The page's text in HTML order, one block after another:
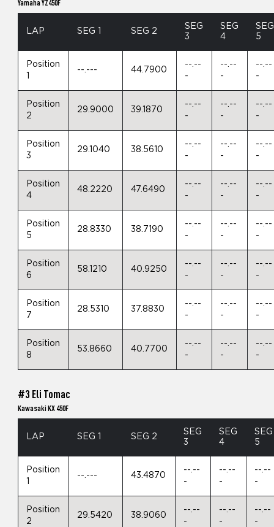
Yamaha YZ450F
LAP SEG 1 SEG 2
SEG
3
SEG
4
SEG
5
Position
--.--- 44.7900
--.--
-
--.--
-
--.--
-
Position
2
29.9000 39.1870
--.--
-
--.--
-
--.--
-
Position
3
29.1040 38.5610
--.--
-
--.--
-
--.--
-
Position
4
48.2220 47.6490
--.--
-
--.--
-
--.--
-
Position
5
28.8330 38.7190
--.--
-
--.--
-
--.--
-
Position
6
58.1210 40.9250
--.--
-
--.--
-
--.--
-
Position
7
28.5310 37.8830
--.--
-
--.--
-
--.--
-
Position
8
53.8660 40.7700
--.--
-
--.--
-
--.--
-
#3 Eli Tomac
Kawasaki KX 450F
LAP SEG 1 SEG 2
SEG
3
SEG
4
SEG
5
Position
--.--- 43.4870
--.--
-
--.--
-
--.--
-
Position
2
29.5420 38.9060
--.--
-
--.--
-
--.--
-